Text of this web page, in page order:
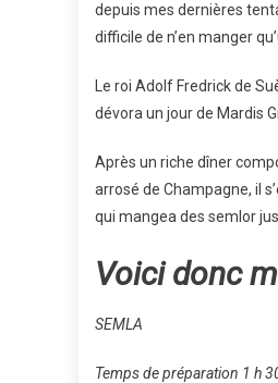
depuis mes dernières
difficile de n’en manger
Le roi Adolf Fredrick de
dévora un jour de Mardis
Après un riche dîner
arrosé de Champagne, il
qui mangea des semlor
Voici donc
SEMLA
Temps de préparation 1 h